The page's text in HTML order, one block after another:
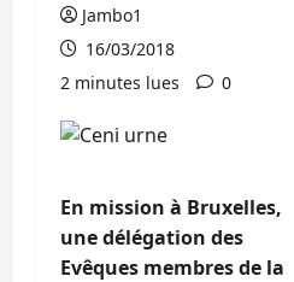
Jambo1
16/03/2018
2 minutes lues
0
En mission à Bruxelles,
une délégation des
Evêques membres de la